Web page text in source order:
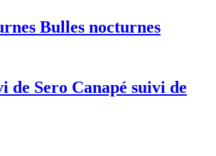
Bulles nocturnes
Canapé suivi de